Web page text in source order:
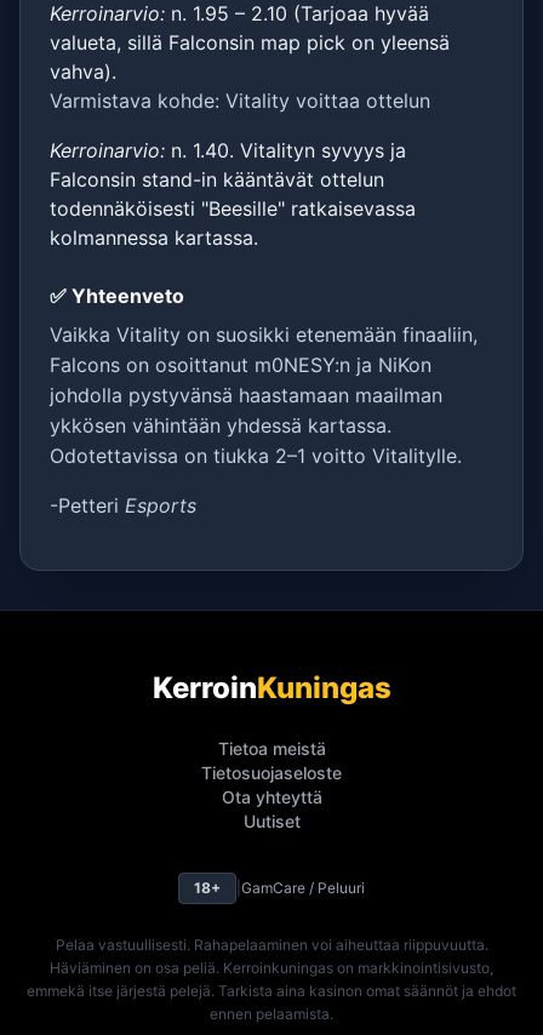
Kerroinarvio: n. 1.95 – 2.10 (Tarjoaa hyvää
valueta, sillä Falconsin map pick on yleensä
vahva).
Varmistava kohde: Vitality voittaa ottelun
Kerroinarvio: n. 1.40. Vitalityn syvyys ja
Falconsin stand-in kääntävät ottelun
todennäköisesti "Beesille" ratkaisevassa
kolmannessa kartassa.
✅ Yhteenveto
Vaikka Vitality on suosikki etenemään finaaliin,
Falcons on osoittanut m0NESY:n ja NiKon
johdolla pystyvänsä haastamaan maailman
ykkösen vähintään yhdessä kartassa.
Odotettavissa on tiukka 2–1 voitto Vitalitylle.
-Petteri Esports
KerroinKuningas
Tietoa meistä
Tietosuojaseloste
Ota yhteyttä
Uutiset
18+ GamCare / Peluuri
Pelaa vastuullisesti. Rahapelaaminen voi aiheuttaa riippuvuutta.
Häviäminen on osa peliä. Kerroinkuningas on markkinointisivusto,
emmekä itse järjestä pelejä. Tarkista aina kasinon omat säännöt ja ehdot
ennen pelaamista.